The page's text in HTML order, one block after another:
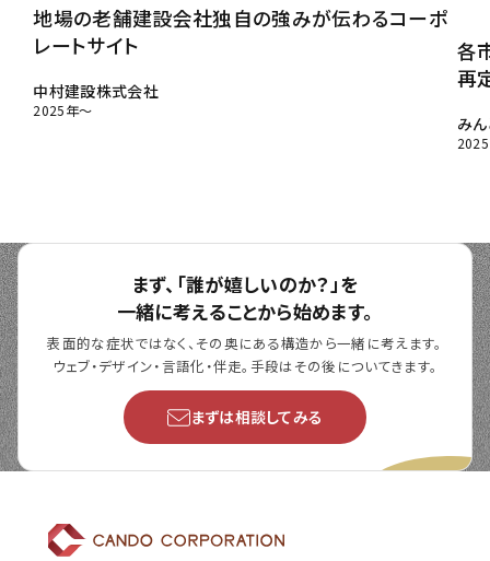
地場の老舗建設会社独自の強みが伝わるコーポ
レートサイト
中村建設株式会社
2025年～
各
再
みん
まず、「誰が嬉しいのか？」を
一緒に考えることから始めます。
表面的な症状ではなく、その奥にある構造から一緒に考えます。
ウェブ・デザイン・言語化・伴走。手段はその後についてきます。
まずは相談してみる